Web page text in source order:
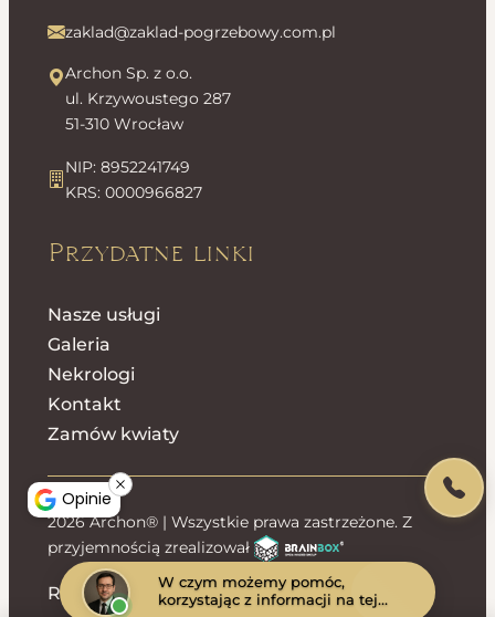
zaklad@zaklad-pogrzebowy.com.pl
Archon Sp. z o.o.
ul. Krzywoustego 287
51-310 Wrocław
NIP: 8952241749
KRS: 0000966827
Przydatne linki
Nasze usługi
Galeria
Nekrologi
Kontakt
Zamów kwiaty
2026 Archon® | Wszystkie prawa zastrzeżone. Z
przyjemnością zrealizował
Regulamin sklepuPolityka prywatności
W czym możemy pomóc,
korzystając z informacji na tej
Opinie